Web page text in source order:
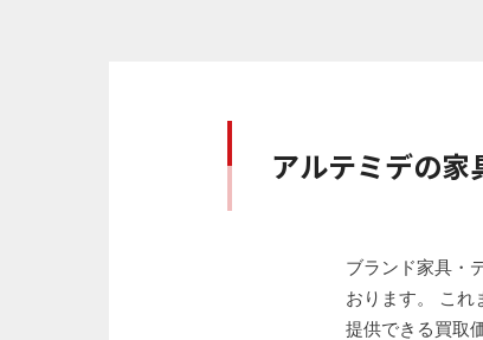
アルテミデの家
ブランド家具・
おります。 これ
提供できる買取